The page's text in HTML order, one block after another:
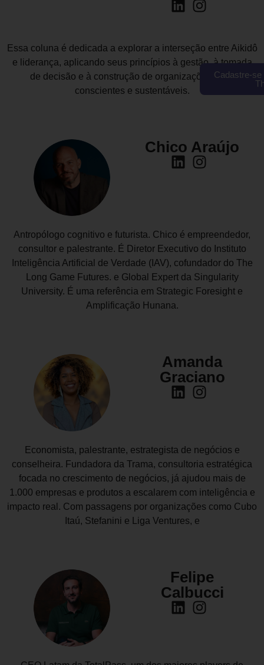
Essa coluna é dedicada a explorar a interseção entre Aikidô
e liderança, aplicando seus princípios à gestão, à tomada
de decisão e à construção de organizações mais
conscientes e sustentáveis.
Chico Araújo
Antropólogo cognitivo e futurista. Chico é empreendedor,
consultor e palestrante. É Diretor Executivo do Instituto
Inteligência Artificial de Verdade (IAV), cofundador do The
Long Game Futures. e Global Expert da Singularity
University. É uma referência em Strategic Foresight e
Amplificação Hunana.
Amanda
Graciano
Economista, palestrante, estrategista de negócios e
conselheira. Fundadora da Trama, consultoria estratégica
focada no crescimento de negócios, já ajudou mais de
1.000 empresas e produtos a escalarem com inteligência e
impacto real. Com passagens por organizações como Cubo
Itaú, Stefanini e Liga Ventures, e
Felipe
Calbucci
Cadastre-